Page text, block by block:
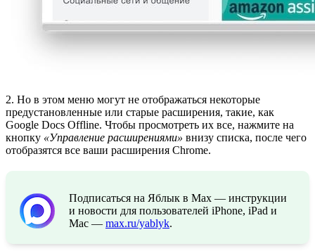
2. Но в этом меню могут не отображаться некоторые
предустановленные или старые расширения, такие, как
Google Docs Offline. Чтобы просмотреть их все, нажмите на
кнопку «Управление расширениями» внизу списка, после чего
отобразятся все ваши расширения Chrome.
Подписаться на Яблык в Max — инструкции
и новости для пользователей iPhone, iPad и
Mac — max.ru/yablyk.